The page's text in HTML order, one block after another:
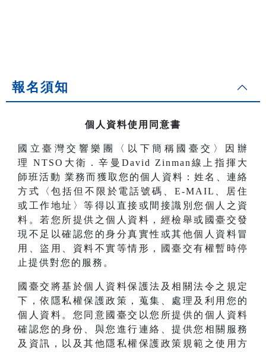
報名須知
個人資料使用同意書
國立臺灣交響樂團〈以下簡稱國臺交〉因辦
理
NTSO大衛．辛曼David Zinman線上指揮大
師班活動 業務而獲取您的個人資料：姓名、連絡
方式〈包括但不限於電話號碼、E-MAIL、居住
或工作地址〉等得以直接或間接識別您個人之資
料。若您所提供之個人資料，經檢舉或國臺交發
現不足以確認您的身分真實性或其他個人資料冒
用、盜用、資料不實等情形，國臺交有權暫時停
止提供對您的服務。
國臺交將基於個人資料保護法及相關法令之規定
下，依隱私權保護政策，蒐集、處理及利用您的
個人資料。您同意國臺交以您所提供的個人資料
確認您的身份、與您進行連絡、提供您相關服務
及資訊，以及其他隱私權保護政策規範之使用方